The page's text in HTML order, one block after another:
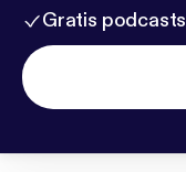
Gratis podcasts